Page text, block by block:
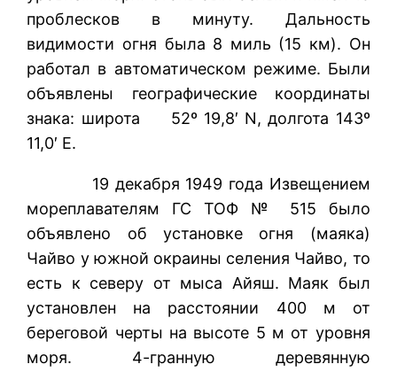
проблесков в минуту. Дальность
видимости огня была 8 миль (15 км). Он
работал в автоматическом режиме. Были
объявлены географические координаты
знака: широта 52º 19,8′ N, долгота 143º
11,0′ E.
19 декабря 1949 года Извещением
мореплавателям ГС ТОФ № 515 было
объявлено об установке огня (маяка)
Чайво у южной окраины селения Чайво, то
есть к северу от мыса Айяш. Маяк был
установлен на расстоянии 400 м от
береговой черты на высоте 5 м от уровня
моря. 4-гранную деревянную